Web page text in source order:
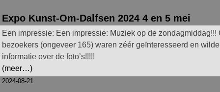
Expo Kunst-Om-Dalfsen 2024 4 en 5 mei
Een impressie: Een impressie: Muziek op de zondagmiddag!!!
bezoekers (ongeveer 165) waren zéér geïnteresseerd en
informatie over de foto’s!!!!!
(meer…)
2024-08-21